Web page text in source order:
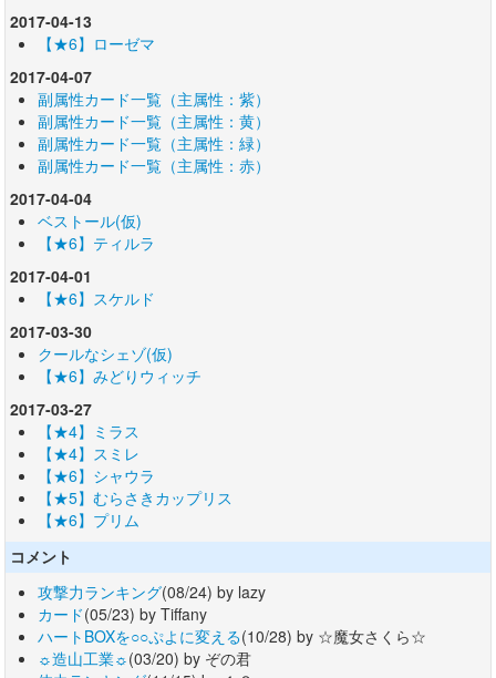
2017-04-13
【★6】ローゼマ
2017-04-07
副属性カード一覧（主属性：紫）
副属性カード一覧（主属性：黄）
副属性カード一覧（主属性：緑）
副属性カード一覧（主属性：赤）
2017-04-04
ベストール(仮)
【★6】ティルラ
2017-04-01
【★6】スケルド
2017-03-30
クールなシェゾ(仮)
【★6】みどりウィッチ
2017-03-27
【★4】ミラス
【★4】スミレ
【★6】シャウラ
【★5】むらさきカップリス
【★6】プリム
コメント
攻撃力ランキング(08/24) by lazy
カード(05/23) by Tiffany
ハートBOXを○○ぷよに変える(10/28) by ☆魔女さくら☆
☼造山工業☼(03/20) by ぞの君